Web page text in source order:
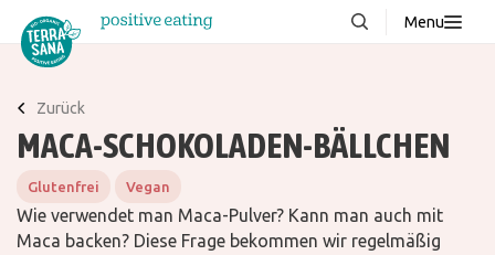
Menu
Über uns
Wissenswertes
Produkte
Rezepte
Zurück
MACA-SCHOKOLADEN-BÄLLCHEN
Glutenfrei Vegan
Wie verwendet man Maca-Pulver? Kann man auch mit
Maca backen? Diese Frage bekommen wir regelmäßig